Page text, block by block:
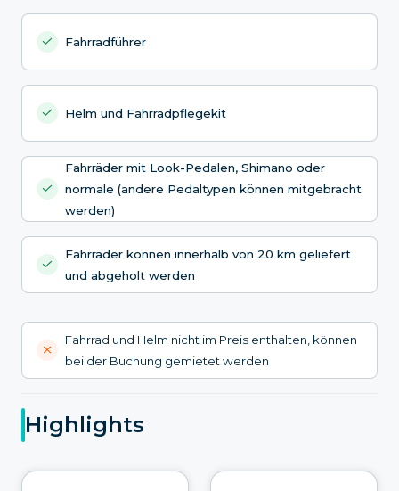
Fahrradführer
Helm und Fahrradpflegekit
Fahrräder mit Look-Pedalen, Shimano oder
normale (andere Pedaltypen können mitgebracht
werden)
Fahrräder können innerhalb von 20 km geliefert
und abgeholt werden
Fahrrad und Helm nicht im Preis enthalten, können
bei der Buchung gemietet werden
Highlights